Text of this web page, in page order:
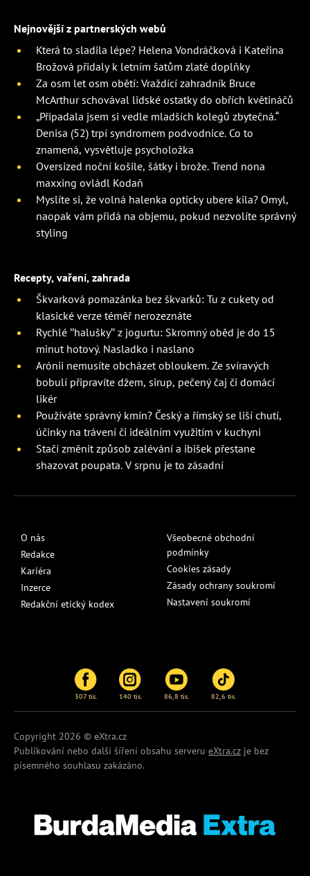
Nejnovější z partnerských webů
Která to sladila lépe? Helena Vondráčková i Kateřina
Brožová přidaly k letním šatům zlaté doplňky
Za osm let osm obětí: Vraždící zahradník Bruce
McArthur schovával lidské ostatky do obřích květináčů
„Připadala jsem si vedle mladších kolegů zbytečná.“
Denisa (52) trpí syndromem podvodnice. Co to
znamená, vysvětluje psycholožka
Oversized noční košile, šátky i brože. Trend nona
maxxing ovládl Kodaň
Myslíte si, že volná halenka opticky ubere kila? Omyl,
naopak vám přidá na objemu, pokud nezvolíte správný
styling
Recepty, vaření, zahrada
Škvarková pomazánka bez škvarků: Tu z cukety od
klasické verze téměř nerozeznáte
Rychlé "halušky" z jogurtu: Skromný oběd je do 15
minut hotový. Nasladko i naslano
Arónii nemusíte obcházet obloukem. Ze svíravých
bobulí připravíte džem, sirup, pečený čaj či domácí
likér
Používáte správný kmín? Český a římský se liší chutí,
účinky na trávení či ideálním využitím v kuchyni
Stačí změnit způsob zalévání a ibišek přestane
shazovat poupata. V srpnu je to zásadní
O nás
Redakce
Kariéra
Inzerce
Redakční etický kodex
Všeobecné obchodní
podmínky
Cookies zásady
Zásady ochrany soukromí
Nastavení soukromí
307 tis. 140 tis. 86,8 tis. 82,6 tis.
Copyright 2026 © eXtra.cz
Publikování nebo další šíření obsahu serveru eXtra.cz je bez
písemného souhlasu zakázáno.